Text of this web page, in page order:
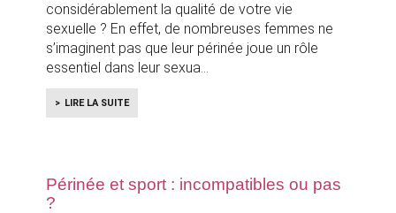
considérablement la qualité de votre vie
sexuelle ? En effet, de nombreuses femmes ne
s’imaginent pas que leur périnée joue un rôle
essentiel dans leur sexua
LIRE LA SUITE
Périnée et sport : incompatibles ou pas
?